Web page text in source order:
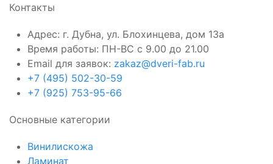
Контакты
Адрес: г. Дубна, ул. Блохинцева, дом 13а
Время работы: ПН-ВС с 9.00 до 21.00
Email для заявок: zakaz@dveri-fab.ru
+7 (495) 502-30-59
+7 (925) 753-95-66
Основные категории
Винилискожа
Ламинат